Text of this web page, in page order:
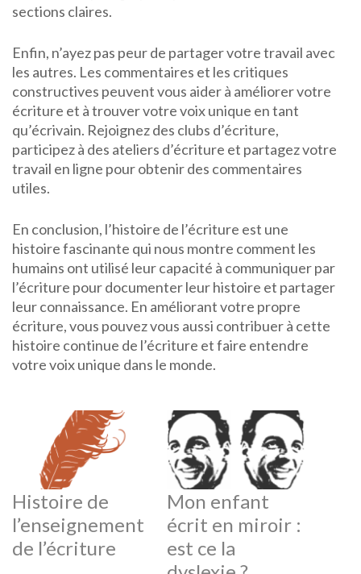
sections claires.
Enfin, n’ayez pas peur de partager votre travail avec
les autres. Les commentaires et les critiques
constructives peuvent vous aider à améliorer votre
écriture et à trouver votre voix unique en tant
qu’écrivain. Rejoignez des clubs d’écriture,
participez à des ateliers d’écriture et partagez votre
travail en ligne pour obtenir des commentaires
utiles.
En conclusion, l’histoire de l’écriture est une
histoire fascinante qui nous montre comment les
humains ont utilisé leur capacité à communiquer par
l’écriture pour documenter leur histoire et partager
leur connaissance. En améliorant votre propre
écriture, vous pouvez vous aussi contribuer à cette
histoire continue de l’écriture et faire entendre
votre voix unique dans le monde.
Histoire de
l’enseignement
de l’écriture
Mon enfant
écrit en miroir :
est ce la